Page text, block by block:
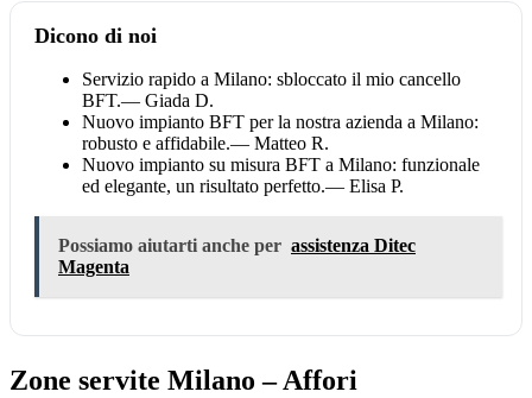
Dicono di noi
Servizio rapido a Milano: sbloccato il mio cancello
BFT.— Giada D.
Nuovo impianto BFT per la nostra azienda a Milano:
robusto e affidabile.— Matteo R.
Nuovo impianto su misura BFT a Milano: funzionale
ed elegante, un risultato perfetto.— Elisa P.
Possiamo aiutarti anche per assistenza Ditec
Magenta
Zone servite Milano – Affori